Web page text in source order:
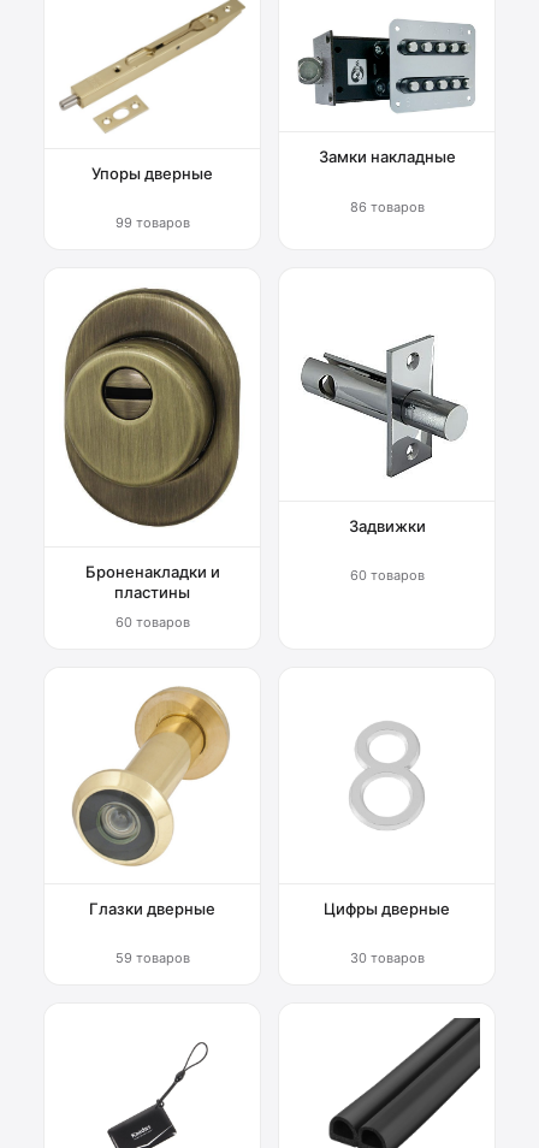
Упоры дверные
99 товаров
Замки накладные
86 товаров
Броненакладки и
пластины
60 товаров
Задвижки
60 товаров
Глазки дверные
59 товаров
Цифры дверные
30 товаров